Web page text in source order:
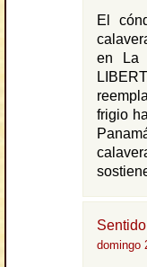
El
en La
frigio
domingo